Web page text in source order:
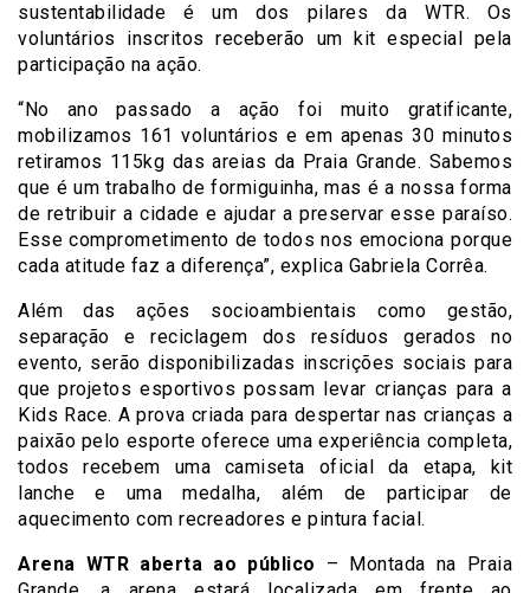
sustentabilidade é um dos pilares da WTR. Os
voluntários inscritos receberão um kit especial pela
participação na ação.
“No ano passado a ação foi muito gratificante,
mobilizamos 161 voluntários e em apenas 30 minutos
retiramos 115kg das areias da Praia Grande. Sabemos
que é um trabalho de formiguinha, mas é a nossa forma
de retribuir a cidade e ajudar a preservar esse paraíso.
Esse comprometimento de todos nos emociona porque
cada atitude faz a diferença”, explica Gabriela Corrêa.
Além das ações socioambientais como gestão,
separação e reciclagem dos resíduos gerados no
evento, serão disponibilizadas inscrições sociais para
que projetos esportivos possam levar crianças para a
Kids Race. A prova criada para despertar nas crianças a
paixão pelo esporte oferece uma experiência completa,
todos recebem uma camiseta oficial da etapa, kit
lanche e uma medalha, além de participar de
aquecimento com recreadores e pintura facial.
Arena WTR aberta ao público – Montada na Praia